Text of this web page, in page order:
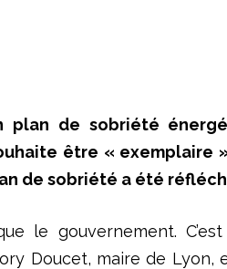
de sobriété
être « exemplaire
de sobriété a été
le gouvernement.
Doucet, maire de Lyon,